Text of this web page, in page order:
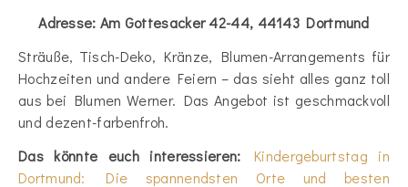
Adresse: Am Gottesacker 42-44, 44143 Dortmund
Sträuße, Tisch-Deko, Kränze, Blumen-Arrangements für
Hochzeiten und andere Feiern – das sieht alles ganz toll
aus bei Blumen Werner. Das Angebot ist geschmackvoll
und dezent-farbenfroh.
Das könnte euch interessieren:
Kindergeburtstag in
Dortmund: Die spannendsten Orte und besten